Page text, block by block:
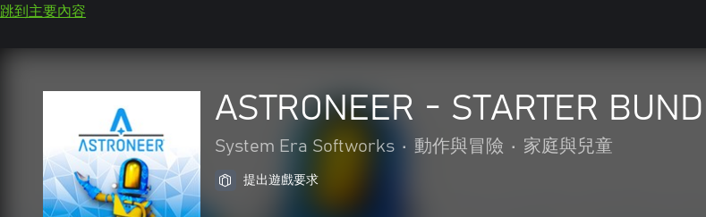
跳到主要內容
ASTRONEER - STARTER
System Era Softworks • 動作與冒險 • 家庭與兒童
提出遊戲要求